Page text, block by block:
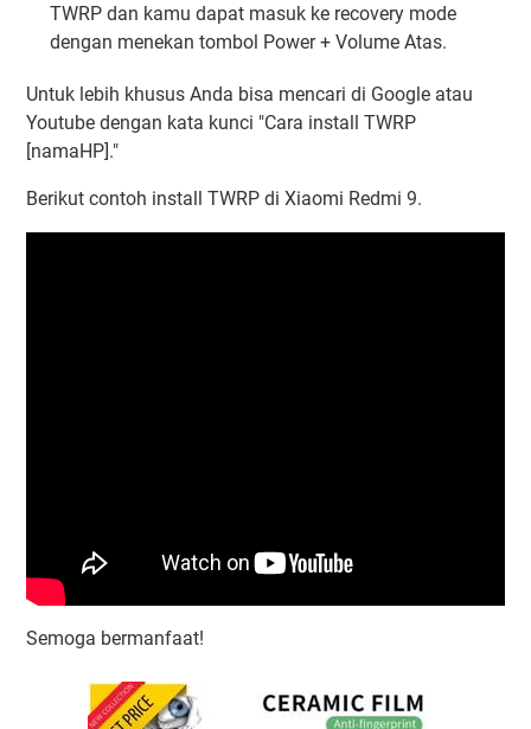
TWRP dan kamu dapat masuk ke recovery mode
dengan menekan tombol Power + Volume Atas.
Untuk lebih khusus Anda bisa mencari di Google atau
Youtube dengan kata kunci "Cara install TWRP
[namaHP]."
Berikut contoh install TWRP di Xiaomi Redmi 9.
Semoga bermanfaat!